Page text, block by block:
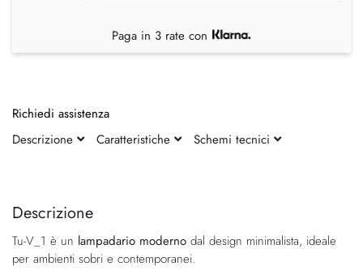
fine
galleria
di
della
di
immagini
Descrizione
Tu-V_1 è un lampadario moderno dal design minimalista, ideale
per ambienti sobri e contemporanei.
Paga in 3 rate con
Richiedi assistenza
Descrizione
Caratteristiche Schemi tecnici